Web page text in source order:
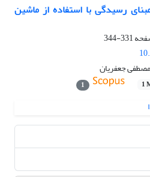
رسیدگی با استفاده از ماشین
331-344
مصطفی جعفریان
1
1